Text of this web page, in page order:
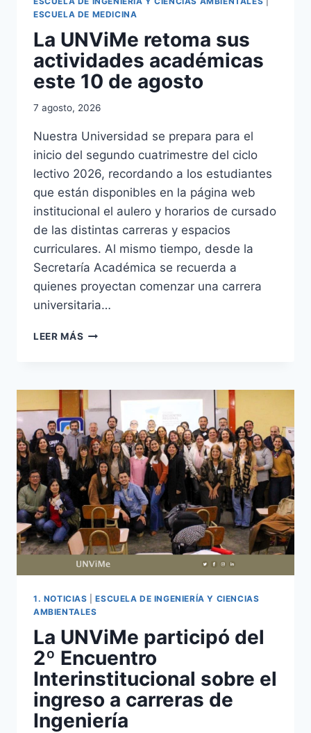
ESCUELA DE MEDICINA
La UNViMe retoma sus
actividades académicas
este 10 de agosto
7 agosto, 2026
Nuestra Universidad se prepara para el
inicio del segundo cuatrimestre del ciclo
lectivo 2026, recordando a los estudiantes
que están disponibles en la página web
institucional el aulero y horarios de cursado
de las distintas carreras y espacios
curriculares. Al mismo tiempo, desde la
Secretaría Académica se recuerda a
quienes proyectan comenzar una carrera
universitaria…
LEER MÁS LA
ACTIVIDADES
ACADÉMICAS
ESTE
10
DE
AGOSTO
1. NOTICIAS |ESCUELA DE INGENIERÍA Y CIENCIAS
AMBIENTALES
La UNViMe participó del
2º Encuentro
Interinstitucional sobre el
ingreso a carreras de
Ingeniería